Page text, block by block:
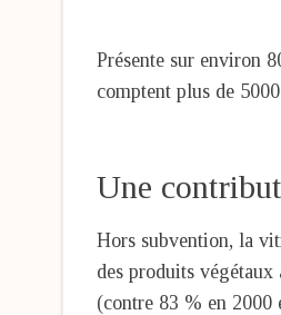
Présente sur environ
comptent plus de
Une
Hors subvention, la
des produits
(contre 83 % en 2000